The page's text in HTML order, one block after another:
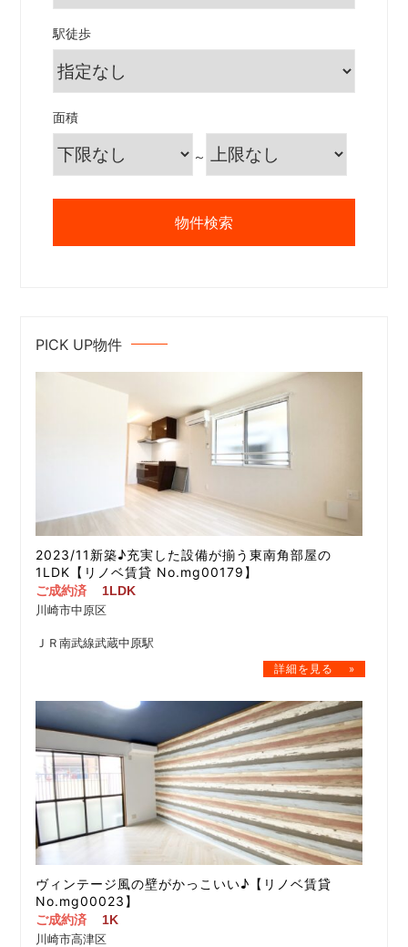
駅徒歩
面積
～
PICK UP物件
2023/11新築♪充実した設備が揃う東南角部屋の
1LDK【リノベ賃貸 No.mg00179】
ご成約済
1LDK
川崎市中原区
ＪＲ南武線武蔵中原駅
ヴィンテージ風の壁がかっこいい♪【リノベ賃貸
No.mg00023】
ご成約済
1K
川崎市高津区